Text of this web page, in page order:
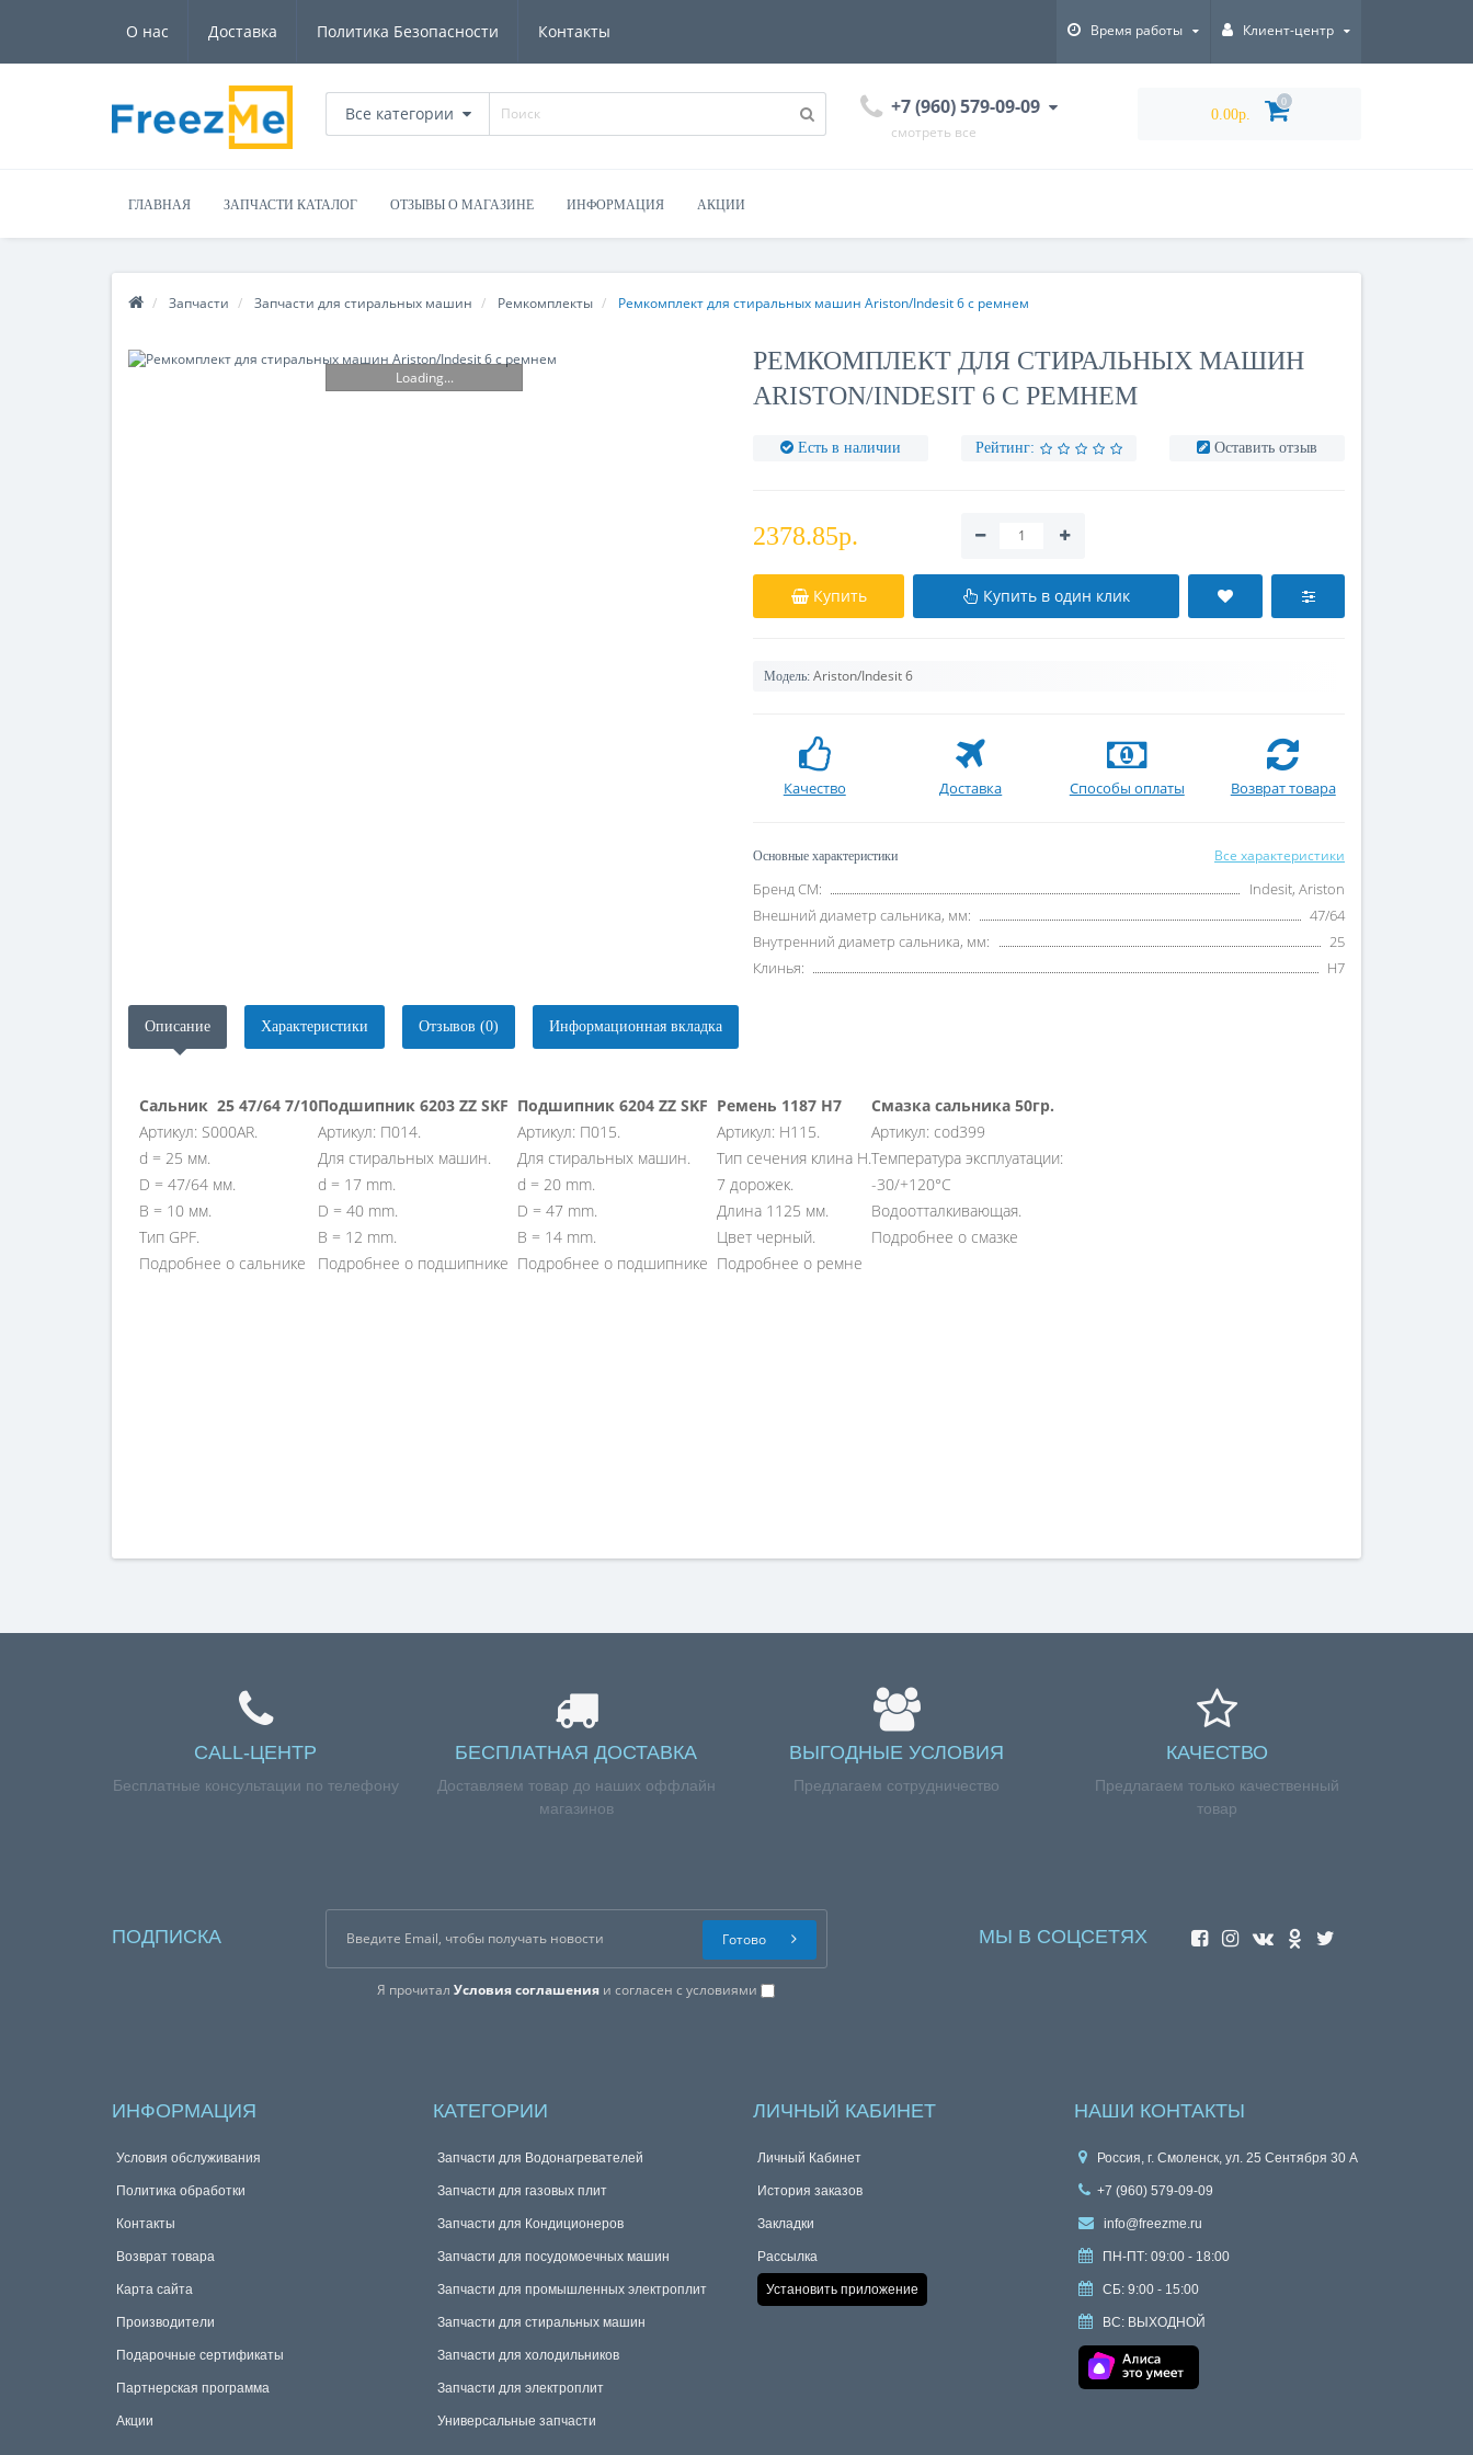
О нас Доставка Политика Безопасности Контакты Время работы Клиент-центр
Все категории +7 (960) 579-09-09
смотреть все
0.00р.
0
ГЛАВНАЯ ЗАПЧАСТИ КАТАЛОГ ОТЗЫВЫ О МАГАЗИНЕ ИНФОРМАЦИЯ АКЦИИ
Запчасти Запчасти для стиральных машин Ремкомплекты Ремкомплект для стиральных машин Ariston/Indesit 6 с ремнем
Loading...
РЕМКОМПЛЕКТ ДЛЯ СТИРАЛЬНЫХ МАШИН
ARISTON/INDESIT 6 С РЕМНЕМ
Есть в наличии Рейтинг: Оставить отзыв
2378.85р.
Купить Купить в один клик
Модель: Ariston/Indesit 6
Качество Доставка Способы оплаты Возврат товара
Основные характеристики Все характеристики
Бренд СМ:
Indesit, Ariston
Внешний диаметр сальника, мм:
47/64
Внутренний диаметр сальника, мм:
25
Клинья:
H7
Описание Характеристики Отзывов (0) Информационная вкладка
Сальник 25 47/64 7/10
Артикул: S000AR.
d = 25 мм.
D = 47/64 мм.
B = 10 мм.
Тип GPF.
Подробнее о сальнике
Подшипник 6203 ZZ SKF
Артикул: П014.
Для стиральных машин.
d = 17 mm.
D = 40 mm.
B = 12 mm.
Подробнее о подшипнике
Подшипник 6204 ZZ SKF
Артикул: П015.
Для стиральных машин.
d = 20 mm.
D = 47 mm.
B = 14 mm.
Подробнее о подшипнике
Ремень 1187 H7
Артикул: H115.
Тип сечения клина H.
7 дорожек.
Длина 1125 мм.
Цвет черный.
Подробнее о ремне
Смазка сальника 50гр.
Артикул: cod399
Температура эксплуатации:
-30/+120°С
Водоотталкивающая.
Подробнее о смазке
CALL-ЦЕНТР
Бесплатные консультации по телефону
БЕСПЛАТНАЯ ДОСТАВКА
Доставляем товар до наших оффлайн
магазинов
ВЫГОДНЫЕ УСЛОВИЯ
Предлагаем сотрудничество
КАЧЕСТВО
Предлагаем только качественный
товар
ПОДПИСКА
Я прочиталУсловия соглашения и согласен с условиями
Готово МЫ В СОЦСЕТЯХ
ИНФОРМАЦИЯ
Условия обслуживания
Политика обработки
Контакты
Возврат товара
Карта сайта
Производители
Подарочные сертификаты
Партнерская программа
Акции
КАТЕГОРИИ
Запчасти для Водонагревателей
Запчасти для газовых плит
Запчасти для Кондиционеров
Запчасти для посудомоечных машин
Запчасти для промышленных электроплит
Запчасти для стиральных машин
Запчасти для холодильников
Запчасти для электроплит
Универсальные запчасти
ЛИЧНЫЙ КАБИНЕТ
Личный Кабинет
История заказов
Закладки
Рассылка
Установить приложение
НАШИ КОНТАКТЫ
Россия, г. Смоленск, ул. 25 Сентября 30 А
+7 (960) 579-09-09
info@freezme.ru
ПН-ПТ: 09:00 - 18:00
СБ: 9:00 - 15:00
ВС: ВЫХОДНОЙ